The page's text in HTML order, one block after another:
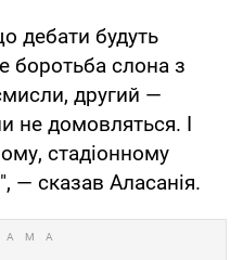
дебати будуть
боротьба слона з
другий —
не домовляться. І
стадіонному
— сказав Аласанія.